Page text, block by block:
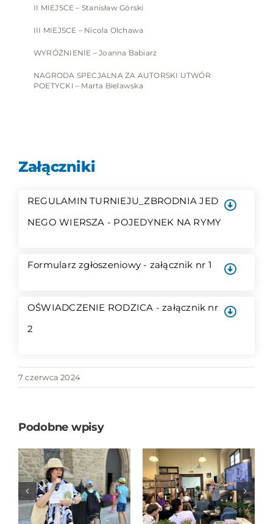
II MIEJSCE – Stanisław Górski
III MIEJSCE – Nicola Olchawa
WYRÓŻNIENIE – Joanna Babiarz
NAGRODA SPECJALNA ZA AUTORSKI UTWÓR
POETYCKI – Marta Bielawska
Załączniki
REGULAMIN TURNIEJU_ZBRODNIA JED
NEGO WIERSZA - POJEDYNEK NA RYMY
Formularz zgłoszeniowy - załącznik nr 1
OŚWIADCZENIE RODZICA - załącznik nr
2
7 czerwca 2024
Podobne wpisy
„Tropem
nowosądeckich
legend”
JAPONIA BEZ
STEREOTYPÓW
– spotkanie
autorskie z